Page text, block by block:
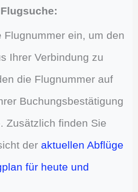
Flugnummer ein, um den
Ihrer Verbindung zu
die Flugnummer auf
Buchungsbestätigung
Zusätzlich finden Sie
der aktuellen Abflüge
für heute und